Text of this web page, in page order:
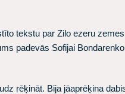
tekstu par Zilo ezeru
padevās Sofijai Bondarenko
rēķināt. Bija jāaprēķina